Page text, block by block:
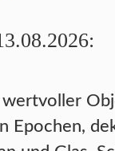
Epochen,